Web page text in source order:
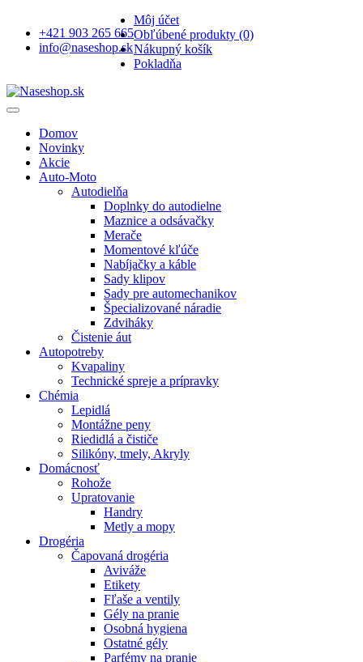
+421 903 265 665
info@naseshop.sk
Môj účet
Obľúbené produkty (0)
Nákupný košík
Pokladňa
Domov
Novinky
Akcie
Auto-Moto
Autodielňa
Doplnky do autodielne
Maznice a odsávačky
Merače
Momentové kľúče
Nabíjačky a káble
Sady klipov
Sady pre automechanikov
Špecializované náradie
Zdviháky
Čistenie áut
Autopotreby
Kvapaliny
Technické spreje a prípravky
Chémia
Lepidlá
Montážne peny
Riedidlá a čističe
Silikóny, tmely, Akryly
Domácnosť
Rohože
Upratovanie
Handry
Metly a mopy
Drogéria
Čapovaná drogéria
Aviváže
Etikety
Fľaše a ventily
Gély na pranie
Osobná hygiena
Ostatné gély
Parfémy na pranie